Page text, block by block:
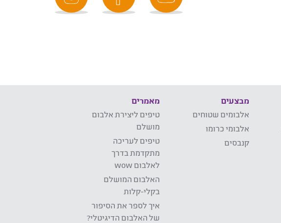
מבצעים
אלבומים שטוחים
אלבומי כרומו
קנבסים
מאמרים
טיפים ליצירת אלבום
מושלם
טיפים לעריכה
מתקדמת בדרך
לאלבום wow
האלבום המושלם
בקלי-קלות
איך לספר את הסיפור
של האלבום הדיגיטלי?